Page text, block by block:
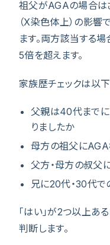
祖父がAGAの場合は
（X染色体上）の影響で
ます。両方該当する
5倍を超えます。
家族歴チェックは以
父親は40代まで
りましたか
母方の祖父に
父方・母方の叔父
兄に20代・30代
「はい」が2つ以上あ
判断します。